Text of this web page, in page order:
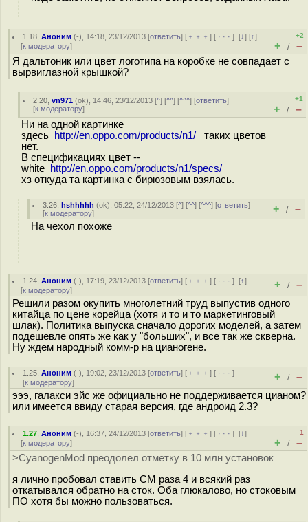
1.18 ,Аноним (-), 14:18, 23/12/2013 [ответить] [ ﹢﹢﹢] [ · · ·][↓] [↑]
[к модератору]
+2
+ / –
Я дальтоник или цвет логотипа на коробке не совпадает с
вырвиглазной крышкой?
2.20 ,vn971 (ok), 14:46, 23/12/2013 [^] [^^] [^^^] [ответить]
[к модератору]
+1
+ / –
Ни на одной картинке
здесь
http://en.oppo.com/products/n1/
таких цветов
нет.
В спецификациях цвет --
white
http://en.oppo.com/products/n1/specs/
хз откуда та картинка с бирюзовым взялась.
3.26 ,hshhhhh (ok), 05:22, 24/12/2013 [^] [^^] [^^^] [ответить]
[к модератору] + / –
На чехол похоже
1.24 ,Аноним (-), 17:19, 23/12/2013 [ответить] [ ﹢﹢﹢] [ · · ·][↑]
[к модератору] + / –
Решили разом окупить многолетний труд выпустив одного
китайца по цене корейца (хотя и то и то маркетинговый
шлак). Политика выпуска сначало дорогих моделей, а затем
подешевле опять же как у "больших", и все так же скверна.
Ну ждем народный комм-р на цианогене.
1.25 ,Аноним (-), 19:02, 23/12/2013 [ответить] [ ﹢﹢﹢] [ · · ·]
[к модератору] + / –
эээ, галакси эйс же официально не поддерживается цианом?
или имеется ввиду старая версия, где андроид 2.3?
1.27 ,Аноним (-), 16:37, 24/12/2013 [ответить] [ ﹢﹢﹢] [ · · ·][↓]
[к модератору]
–1
+ / –
>CyanogenMod преодолел отметку в 10 млн установок
я лично пробовал ставить CM раза 4 и всякий раз
откатывался обратно на сток. Оба глюкалово, но стоковым
ПО хотя бы можно пользоваться.